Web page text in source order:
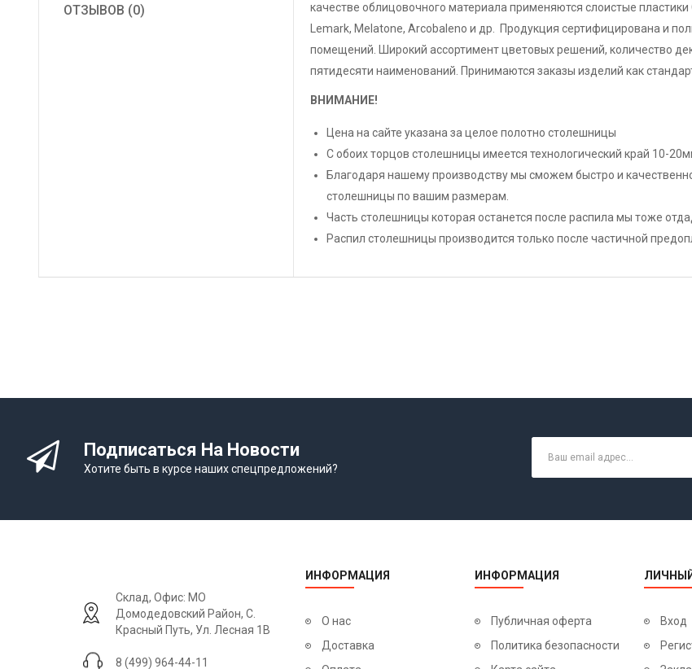
ОТЗЫВОВ (0)
качестве облицовочного материала применяются слоистые
Lemark, Melatone, Arcobaleno и др. Продукция сертифицирована и
помещений. Широкий ассортимент цветовых решений, количество
пятидесяти наименований. Принимаются заказы изделий как
ВНИМАНИЕ!
Цена на сайте указана за целое полотно столешницы
С обоих торцов столешницы имеется технологический край 10-
Благодаря нашему производству мы сможем быстро и
столешницы по вашим размерам.
Часть столешницы которая останется после распила мы тоже
Распил столешницы производится только после частичной
Подписаться На Новости
Хотите быть в курсе наших спецпредложений?
Склад, Офис: МО
Домодедовский Район, С.
Красный Путь, Ул. Лесная 1В
8 (499) 964-44-11
ИНФОРМАЦИЯ
О нас
Доставка
ИНФОРМАЦИЯ
Публичная оферта
Политика безопасности
Вход